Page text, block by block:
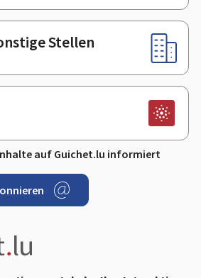
Stellen
auf Guichet.lu informiert